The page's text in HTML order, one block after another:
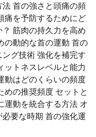
首の強さと頭痛の頻
痛を予防するためにど
筋肉の持久力を高め
の動的な首の運動 首の
グ技術 強化を補完す
ットネスレベルと能力
動はどのくらいの頻度
めの推奨頻度 セットと
運動を統合する方法 オ
要な時期 首の強化運